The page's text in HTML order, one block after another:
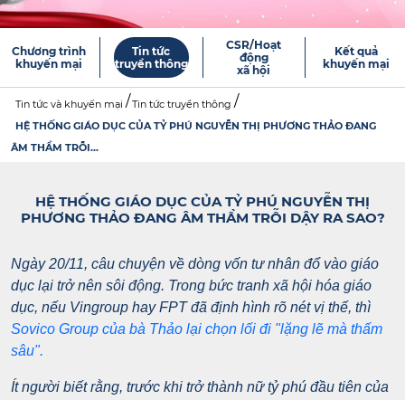
Chương trình
khuyến mại
Tin tức
truyền thông
CSR/Hoạt
động
xã hội
Kết quả
khuyến mại
Tin tức và khuyến mại
Tin tức truyền thông
HỆ THỐNG GIÁO DỤC CỦA TỶ PHÚ NGUYỄN THỊ PHƯƠNG THẢO ĐANG
ÂM THẦM TRỖI...
HỆ THỐNG GIÁO DỤC CỦA TỶ PHÚ NGUYỄN THỊ
PHƯƠNG THẢO ĐANG ÂM THẦM TRỖI DẬY RA SAO?
Ngày 20/11, câu chuyện về dòng vốn tư nhân đổ vào giáo
dục lại trở nên sôi động. Trong bức tranh xã hội hóa giáo
dục, nếu Vingroup hay FPT đã định hình rõ nét vị thế, thì
Sovico Group của bà Thảo lại chọn lối đi "lặng lẽ mà thấm
sâu".
Ít người biết rằng, trước khi trở thành nữ tỷ phú đầu tiên của